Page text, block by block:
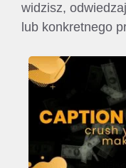
widzisz,
lub konkretnego